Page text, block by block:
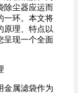
除尘器应运而
一环。本文将
原理、特点以
呈现一个全面
金属滤袋作为